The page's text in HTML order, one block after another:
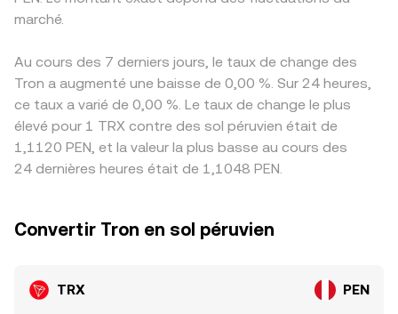
marché.
Au cours des 7 derniers jours, le taux de change des
Tron a augmenté une baisse de 0,00 %. Sur 24 heures,
ce taux a varié de 0,00 %. Le taux de change le plus
élevé pour 1 TRX contre des sol péruvien était de
1,1120 PEN, et la valeur la plus basse au cours des
24 dernières heures était de 1,1048 PEN.
Convertir Tron en sol péruvien
TRX PEN